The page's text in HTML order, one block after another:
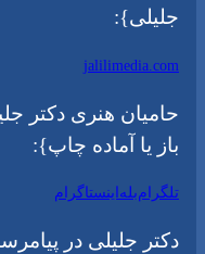
جلیلی}:
jalilimedia.com
حامیان هنری دکتر
باز یا آماده چاپ}:
تلگرامبلهاینستاگرام
دکتر جلیلی در